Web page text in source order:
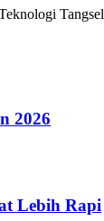
2026
Lebih Rapi